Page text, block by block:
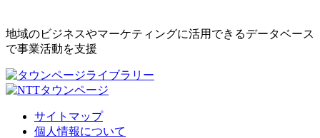
地域のビジネスやマーケティングに活用できるデータベース
で事業活動を支援
サイトマップ
個人情報について